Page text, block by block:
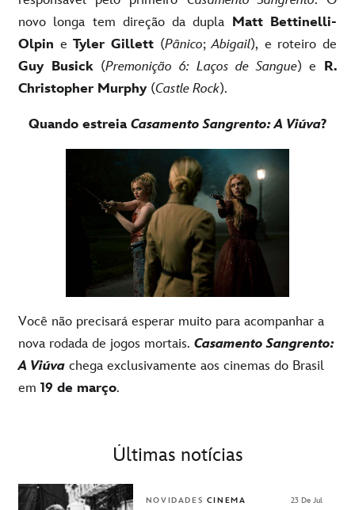
novo longa tem direção da dupla Matt Bettinelli-
Olpin eTyler Gillett (Pânico;Abigail), e roteiro de
Guy Busick (Premonição 6: Laços de Sangue) e R.
Christopher Murphy (Castle Rock).
Quando estreia Casamento Sangrento: A Viúva?
Você não precisará esperar muito para acompanhar a
nova rodada de jogos mortais. Casamento Sangrento:
A Viúva chega exclusivamente aos cinemas do Brasil
em 19 de março.
Últimas notícias
NOVIDADES CINEMA 23 De Jul